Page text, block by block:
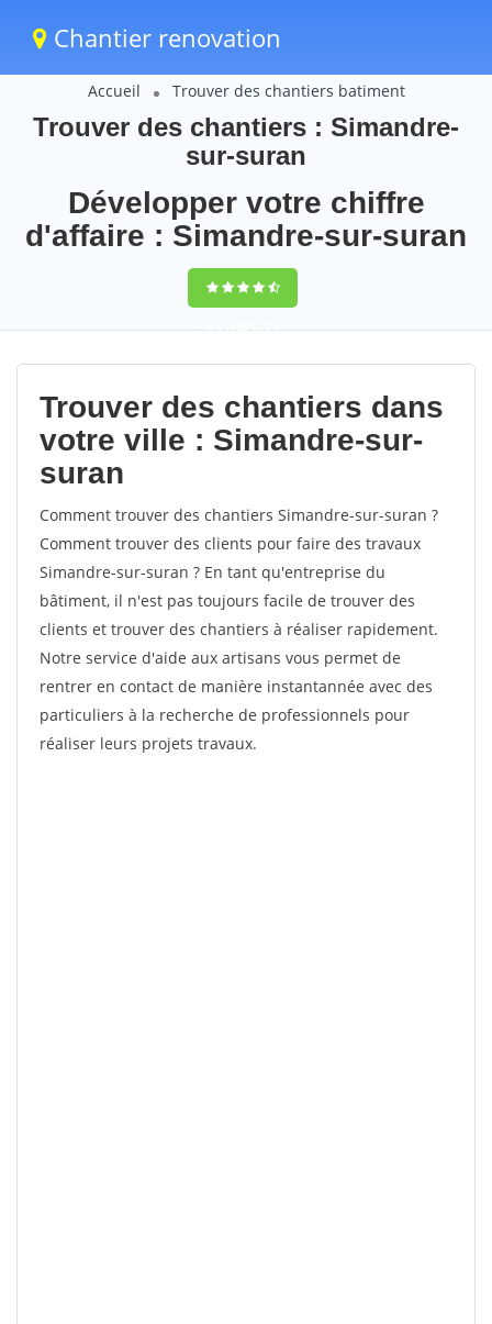
Chantier renovation
Accueil Trouver des chantiers batiment
Trouver des chantiers : Simandre-
sur-suran
Développer votre chiffre
d'affaire : Simandre-sur-suran
9,5(100%)71
votes
Trouver des chantiers dans
votre ville : Simandre-sur-
suran
Comment trouver des chantiers Simandre-sur-suran ?
Comment trouver des clients pour faire des travaux
Simandre-sur-suran ? En tant qu'entreprise du
bâtiment, il n'est pas toujours facile de trouver des
clients et trouver des chantiers à réaliser rapidement.
Notre service d'aide aux artisans vous permet de
rentrer en contact de manière instantannée avec des
particuliers à la recherche de professionnels pour
réaliser leurs projets travaux.